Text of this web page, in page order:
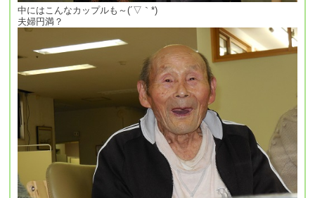
中にはこんなカップルも～(´▽｀*)
夫婦円満？